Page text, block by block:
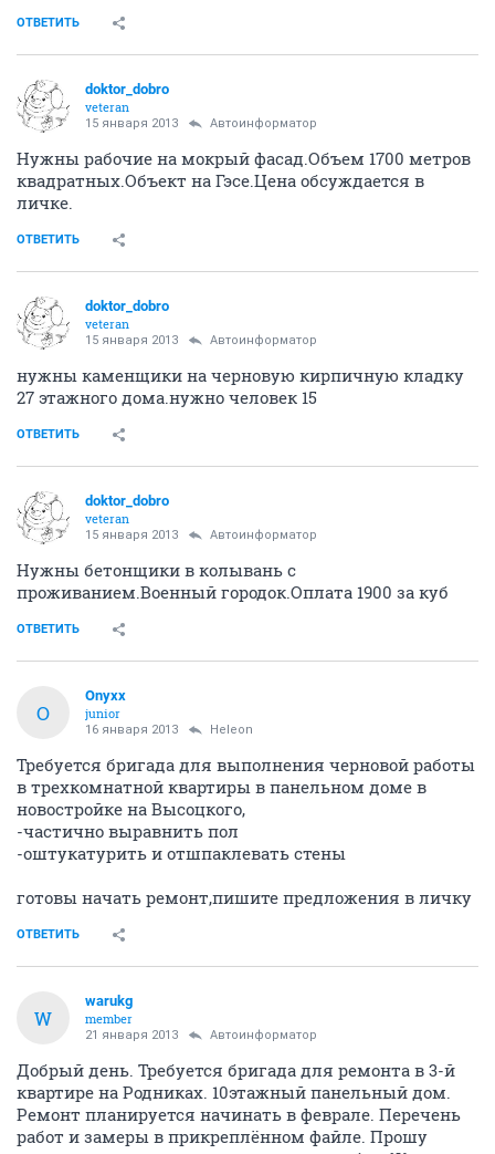
ОТВЕТИТЬ
doktor_dobro
veteran
15 января 2013 Автоинформатор
Нужны рабочие на мокрый фасад.Объем 1700 метров
квадратных.Объект на Гэсе.Цена обсуждается в
личке.
ОТВЕТИТЬ
doktor_dobro
veteran
15 января 2013 Автоинформатор
нужны каменщики на черновую кирпичную кладку
27 этажного дома.нужно человек 15
ОТВЕТИТЬ
doktor_dobro
veteran
15 января 2013 Автоинформатор
Нужны бетонщики в колывань с
проживанием.Военный городок.Оплата 1900 за куб
ОТВЕТИТЬ
O
Onyxx
junior
16 января 2013 Heleon
Требуется бригада для выполнения черновой работы
в трехкомнатной квартиры в панельном доме в
новостройке на Высоцкого,
-частично выравнить пол
-оштукатурить и отшпаклевать стены
готовы начать ремонт,пишите предложения в личку
ОТВЕТИТЬ
W
warukg
member
21 января 2013 Автоинформатор
Добрый день. Требуется бригада для ремонта в 3-й
квартире на Родниках. 10этажный панельный дом.
Ремонт планируется начинать в феврале. Перечень
работ и замеры в прикреплённом файле. Прошу